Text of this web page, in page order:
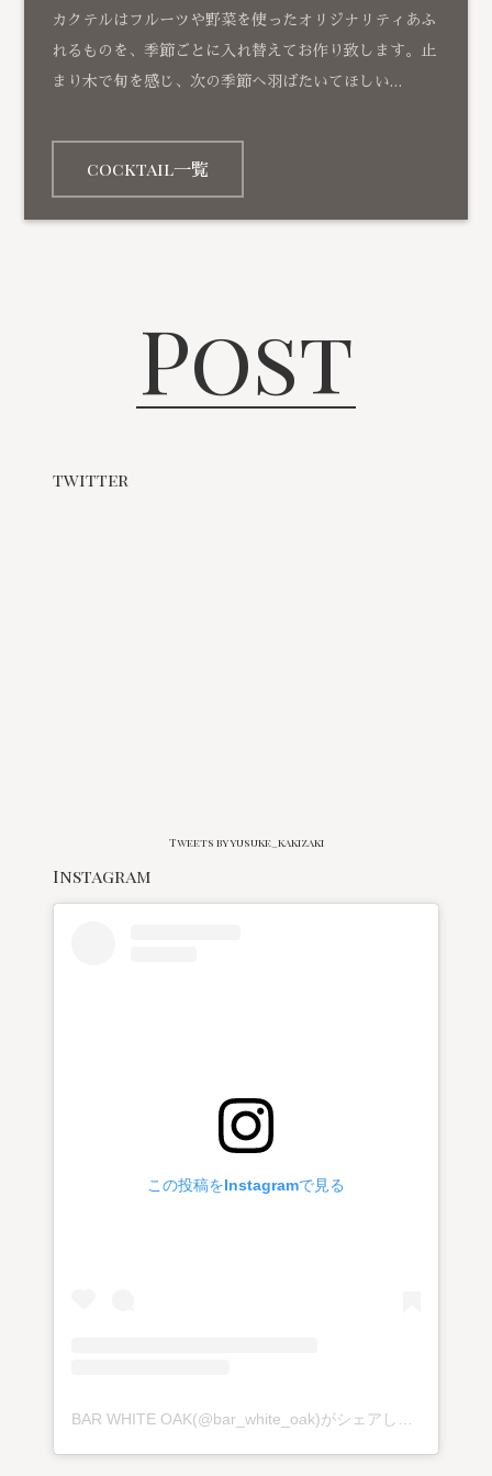
カクテルはフルーツや野菜を使ったオリジナリティあふ
れるものを、季節ごとに入れ替えてお作り致します。止
まり木で旬を感じ、次の季節へ羽ばたいてほしい…
cocktail一覧
Post
twitter
Tweets by yusuke_kakizaki
Instagram
この投稿をInstagramで見る
BAR WHITE OAK(@bar_white_oak)がシェアした投稿